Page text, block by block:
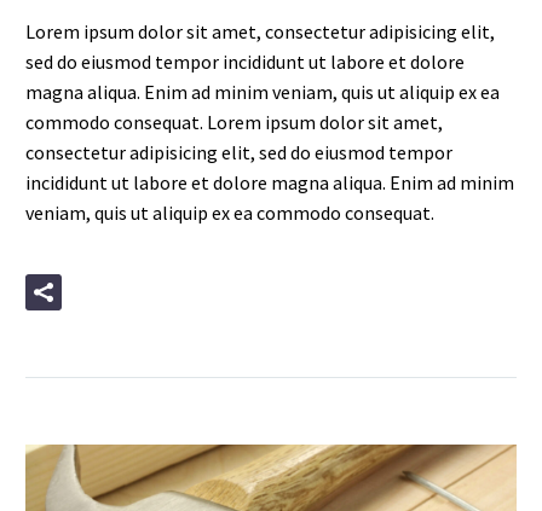
Lorem ipsum dolor sit amet, consectetur adipisicing elit,
sed do eiusmod tempor incididunt ut labore et dolore
magna aliqua. Enim ad minim veniam, quis ut aliquip ex ea
commodo consequat. Lorem ipsum dolor sit amet,
consectetur adipisicing elit, sed do eiusmod tempor
incididunt ut labore et dolore magna aliqua. Enim ad minim
veniam, quis ut aliquip ex ea commodo consequat.